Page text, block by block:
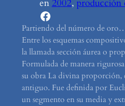
en2002, producción
Facebook
Partiendo del número de
Entre los esquemas
la llamada sección áurea o
Formulada de manera
su obra La divina proporción,
antiguo. Fue definida por
un segmento en su media y